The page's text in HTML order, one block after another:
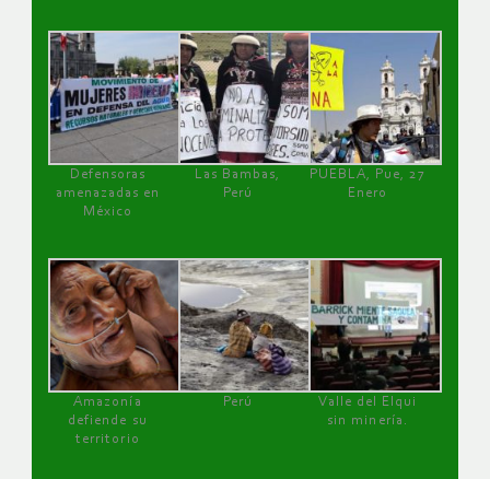
Defensoras
amenazadas en
México
Las Bambas,
Perú
PUEBLA, Pue, 27
Enero
Amazonía
defiende su
territorio
Perú
Valle del Elqui
sin minería.